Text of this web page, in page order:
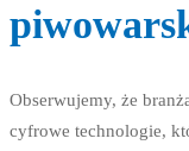
Obserwujemy, że
cyfrowe technologie,